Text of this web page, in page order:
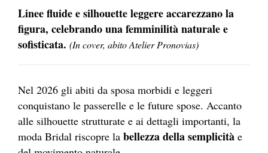
Linee fluide e silhouette leggere accarezzano la
figura, celebrando una femminilità naturale e
sofisticata. (In cover, abito Atelier Pronovias)
Nel 2026 gli abiti da sposa morbidi e leggeri
conquistano le passerelle e le future spose. Accanto
alle silhouette strutturate e ai dettagli importanti, la
moda Bridal riscopre la bellezza della semplicità e